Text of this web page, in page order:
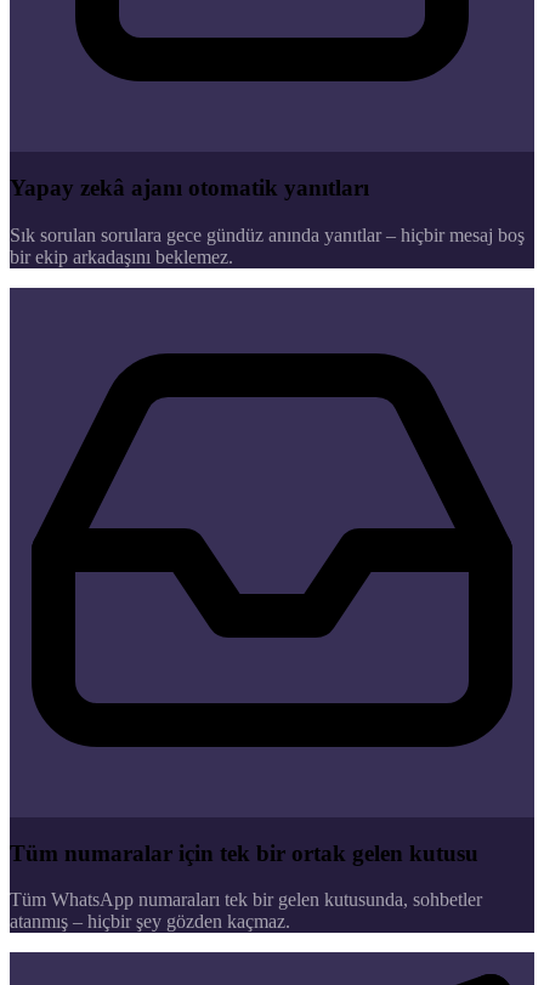
Yapay zekâ ajanı otomatik yanıtları
Sık sorulan sorulara gece gündüz anında yanıtlar – hiçbir mesaj boş
bir ekip arkadaşını beklemez.
Tüm numaralar için tek bir ortak gelen kutusu
Tüm WhatsApp numaraları tek bir gelen kutusunda, sohbetler
atanmış – hiçbir şey gözden kaçmaz.